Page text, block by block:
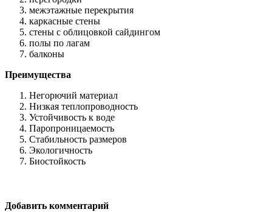
межэтажные перекрытия
каркасные стены
стены с облицовкой сайдингом
полы по лагам
балконы
Преимущества
Негорючий материал
Низкая теплопроводность
Устойчивость к воде
Паропроницаемость
Стабильность размеров
Экологичность
Биостойкость
Добавить комментарий